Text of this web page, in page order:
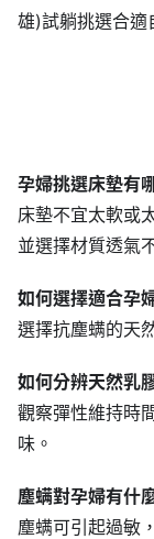
雄)試躺挑選合適
孕婦挑選床墊有
床墊不宜太軟或
並選擇材質透氣
如何選擇適合孕
選擇抗塵螨的天
如何分辨天然乳
觀察彈性維持時
味。
塵螨對孕婦有什
塵螨可引起過敏